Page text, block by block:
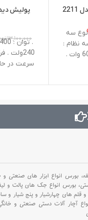
. نوع سه
نظام :
13 میلی‌متر . توان : 600 وات .
تا
دسته
آچار
پولیش
۱۳,۱۰۰,۰۰۰
پولیش،پد
بورس انواع ابزار های صنعتی
بورس انواع جک های پالت و
قلم های چهارشیار و پنج شیار و
آچار آلات دستی صنعتی و